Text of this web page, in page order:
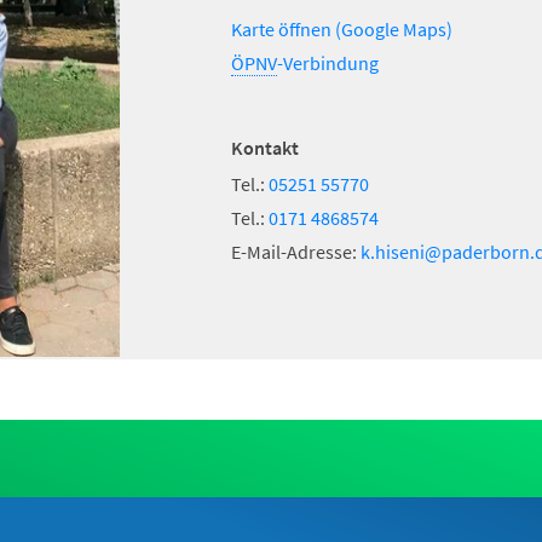
Karte öffnen (Google Maps)
ÖPNV-Verbindung
Kontakt
Tel.:05251 55770
Tel.:0171 4868574
E-Mail-Adresse: k.hiseni paderborn